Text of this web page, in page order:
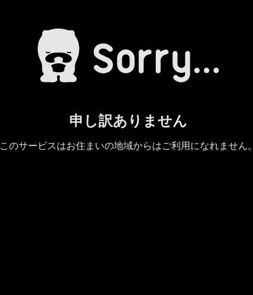
申し訳ありません
このサービスはお住まいの地域からはご利用になれません。